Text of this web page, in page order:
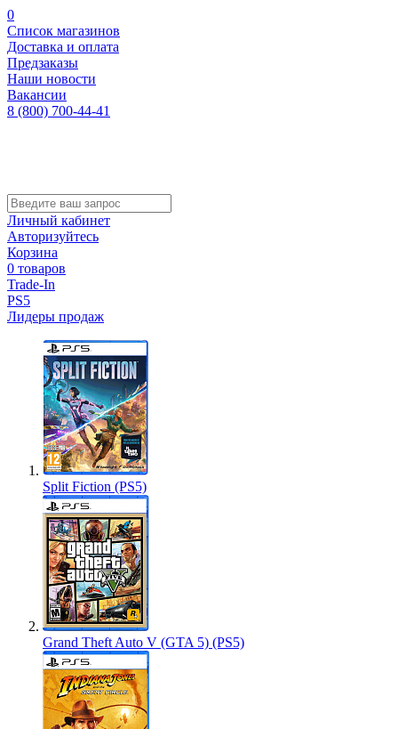
0
Список магазинов
Доставка и оплата
Предзаказы
Наши новости
Вакансии
8 (800) 700-44-41
Личный кабинет
Авторизуйтесь
Корзина
0 товаров
Trade-In
PS5
Лидеры продаж
Split Fiction (PS5)
Grand Theft Auto V (GTA 5) (PS5)